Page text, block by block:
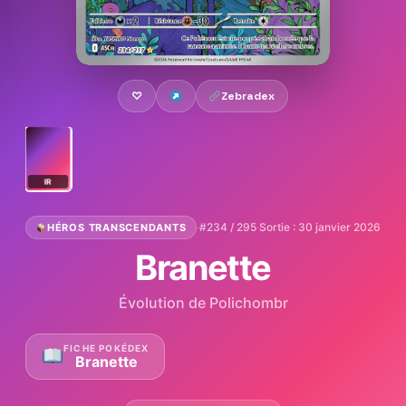
♡ Zebradex
IR
HÉROS TRANSCENDANTS ·#234 / 295·Sortie : 30 janvier 2026
Branette
Évolution de Polichombr
FICHE POKÉDEX
Branette